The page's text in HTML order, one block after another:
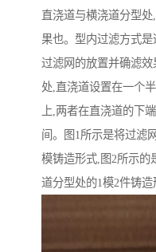
直浇道与横浇道分型
果也。型内过滤方式
过滤网的放置并确滤
处,直浇道设置在一个
上,两者在直浇道的下
间。图1所示是将过滤
模铸造形式,图2所示的
道分型处的1模2件铸造